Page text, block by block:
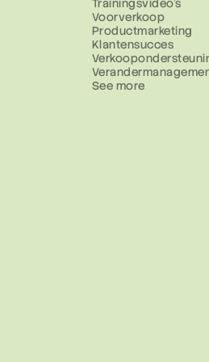
Trainingsvideo's
Voorverkoop
Productmarketing
Klantensucces
See more